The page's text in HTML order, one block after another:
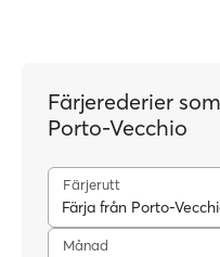
Färjerederier
Porto-Vecchio
Färjerutt
Färja från Porto-
Månad